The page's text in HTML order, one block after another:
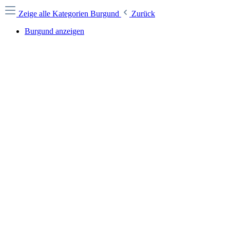
Zeige alle Kategorien Burgund
Zurück
Burgund anzeigen